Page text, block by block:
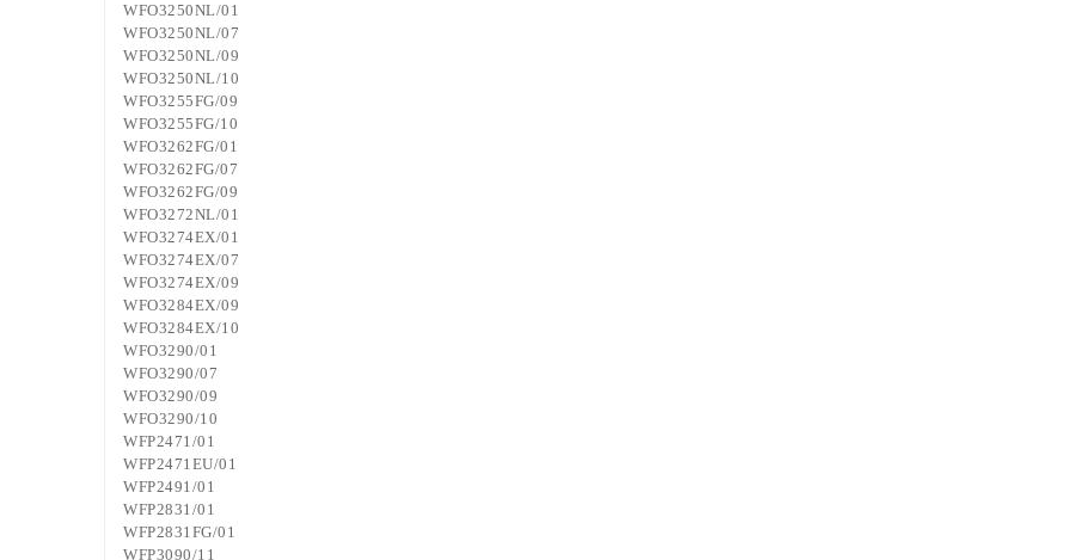
WFO3250NL/01
WFO3250NL/07
WFO3250NL/09
WFO3250NL/10
WFO3255FG/09
WFO3255FG/10
WFO3262FG/01
WFO3262FG/07
WFO3262FG/09
WFO3272NL/01
WFO3274EX/01
WFO3274EX/07
WFO3274EX/09
WFO3284EX/09
WFO3284EX/10
WFO3290/01
WFO3290/07
WFO3290/09
WFO3290/10
WFP2471/01
WFP2471EU/01
WFP2491/01
WFP2831/01
WFP2831FG/01
WFP3090/11